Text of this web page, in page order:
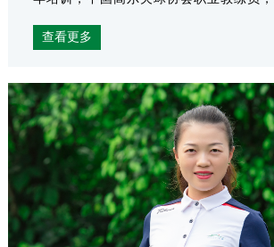
查看更多